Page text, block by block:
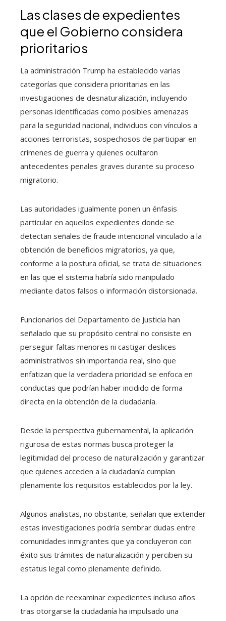
Las clases de expedientes
que el Gobierno considera
prioritarios
La administración Trump ha establecido varias
categorías que considera prioritarias en las
investigaciones de desnaturalización, incluyendo
personas identificadas como posibles amenazas
para la seguridad nacional, individuos con vínculos a
acciones terroristas, sospechosos de participar en
crímenes de guerra y quienes ocultaron
antecedentes penales graves durante su proceso
migratorio.
Las autoridades igualmente ponen un énfasis
particular en aquellos expedientes donde se
detectan señales de fraude intencional vinculado a la
obtención de beneficios migratorios, ya que,
conforme a la postura oficial, se trata de situaciones
en las que el sistema habría sido manipulado
mediante datos falsos o información distorsionada.
Funcionarios del Departamento de Justicia han
señalado que su propósito central no consiste en
perseguir faltas menores ni castigar deslices
administrativos sin importancia real, sino que
enfatizan que la verdadera prioridad se enfoca en
conductas que podrían haber incidido de forma
directa en la obtención de la ciudadanía.
Desde la perspectiva gubernamental, la aplicación
rigurosa de estas normas busca proteger la
legitimidad del proceso de naturalización y garantizar
que quienes acceden a la ciudadanía cumplan
plenamente los requisitos establecidos por la ley.
Algunos analistas, no obstante, señalan que extender
estas investigaciones podría sembrar dudas entre
comunidades inmigrantes que ya concluyeron con
éxito sus trámites de naturalización y perciben su
estatus legal como plenamente definido.
La opción de reexaminar expedientes incluso años
tras otorgarse la ciudadanía ha impulsado una